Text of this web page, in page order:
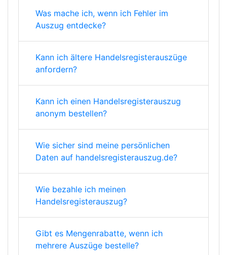
Was mache ich, wenn ich Fehler im
Auszug entdecke?
Kann ich ältere Handelsregisterauszüge
anfordern?
Kann ich einen Handelsregisterauszug
anonym bestellen?
Wie sicher sind meine persönlichen
Daten auf handelsregisterauszug.de?
Wie bezahle ich meinen
Handelsregisterauszug?
Gibt es Mengenrabatte, wenn ich
mehrere Auszüge bestelle?